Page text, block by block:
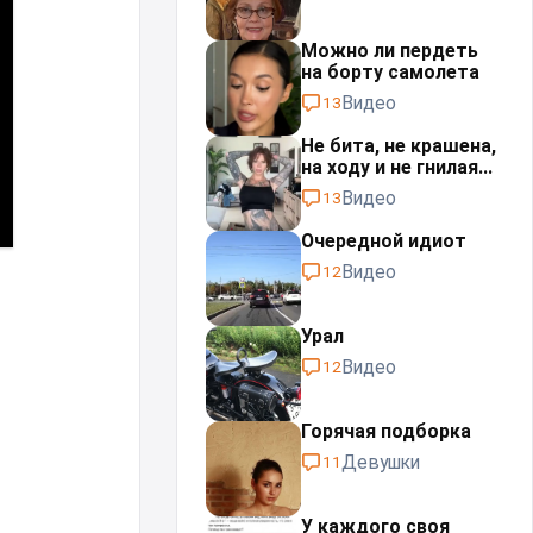
Можно ли пердеть
на борту самолета
13Видео
Не бита, не крашена,
на ходу и не гнилая...
13Видео
Очередной идиот
12Видео
Урал⁠⁠
12Видео
Горячая подборка
11Девушки
У каждого своя